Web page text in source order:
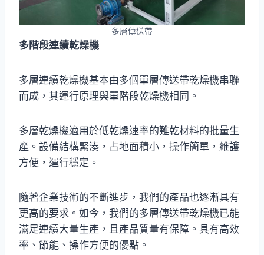
多層傳送帶
多階段連續乾燥機
多層連續乾燥機基本由多個單層傳送帶乾燥機串聯
而成，其運行原理與單階段乾燥機相同。
多層乾燥機適用於低乾燥速率的難乾材料的批量生
產。設備結構緊湊，占地面積小，操作簡單，維護
方便，運行穩定。
隨著企業技術的不斷進步，我們的產品也逐漸具有
更高的要求。如今，我們的多層傳送帶乾燥機已能
滿足連續大量生產，且產品質量有保障。具有高效
率、節能、操作方便的優點。